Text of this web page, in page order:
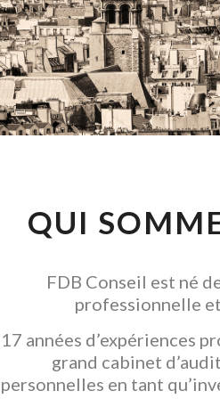
GARANTIR
QUI
FDB Conseil est né
professionnelle
17 années d’expériences
grand cabinet
personnelles en tant